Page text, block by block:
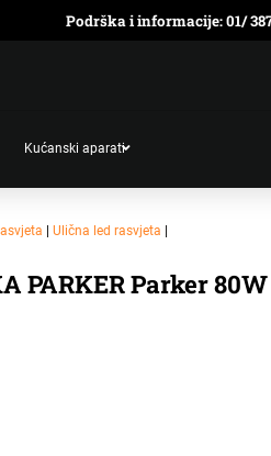
Podrška i informacije: 01/
Kućanski aparati
|Ulična led rasvjeta |
PARKER Parker